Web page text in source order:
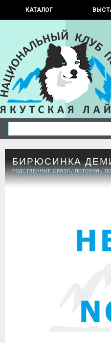
КАТАЛОГ
БИРЮСИНКА
РОДСТВЕННЫЕ СВЯЗИ /ПОТОМКИ /